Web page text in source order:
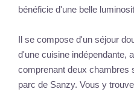
bénéficie d'une belle
Il se compose d'un séjour
d'une cuisine indépendante,
comprenant deux chambres
parc de Sanzy. Vous y